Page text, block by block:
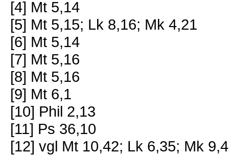
[4] Mt 5,14
[5] Mt 5,15; Lk 8,16; Mk 4,21
[6] Mt 5,14
[7] Mt 5,16
[8] Mt 5,16
[9] Mt 6,1
[10] Phil 2,13
[11] Ps 36,10
[12] vgl Mt 10,42; Lk 6,35; Mk